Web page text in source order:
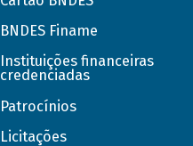
BNDES Finame
Instituições financeiras
credenciadas
Patrocínios
Licitações